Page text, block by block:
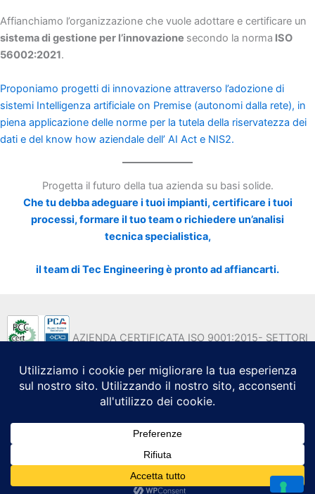
Affianchiamo l’organizzazione che vuole adottare e certificare un
sistema di gestione per l’innovazione secondo la norma ISO
56002:2021.
Proponiamo progetti di innovazione attraverso l’adozione di
sistemi Intelligenza artificiale on Premise (autonomi dalla rete), in
piena applicazione delle norme per la tutela della riservatezza dei
dati e del know how aziendale dell’ AI Act e NIS2.
Progetta il futuro della tua azienda su basi solide.
Che tu debba adeguare i tuoi impianti, certificare i tuoi
processi, formare il tuo team o richiedere un’analisi
tecnica specialistica,
il team di Tec Engineering è pronto ad affiancarti.
AZIENDA CERTIFICATA ISO 9001:2015- SETTORI
EA 35 - EA 37
Copyright © 2026 Tec Engineering Srl - Formazione
Professionale e Consulenza Strategica | Powered by Tec
Engineering S.r.l. - P.IVA 08301331214